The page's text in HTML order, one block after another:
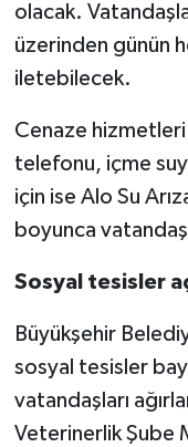
olacak.
üzerinden günün
iletebilecek.
Cenaze hizmetleri
telefonu, içme
için ise Alo Su
boyunca
Sosyal tesisler
Büyükşehir
sosyal tesisler
vatandaşları
Veterinerlik Şube